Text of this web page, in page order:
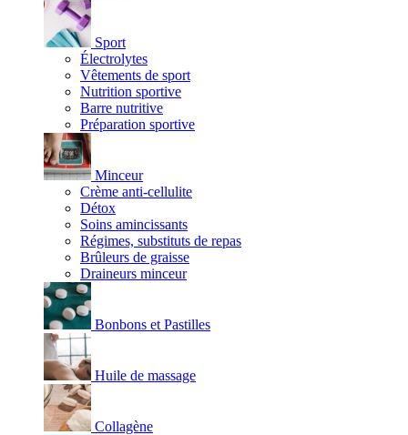
Sport
Électrolytes
Vêtements de sport
Nutrition sportive
Barre nutritive
Préparation sportive
Minceur
Crème anti-cellulite
Détox
Soins amincissants
Régimes, substituts de repas
Brûleurs de graisse
Draineurs minceur
Bonbons et Pastilles
Huile de massage
Collagène